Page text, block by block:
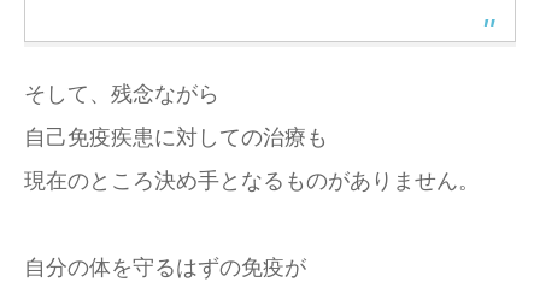
そして、残念ながら
自己免疫疾患に対しての治療も
現在のところ決め手となるものがありません。
自分の体を守るはずの免疫が